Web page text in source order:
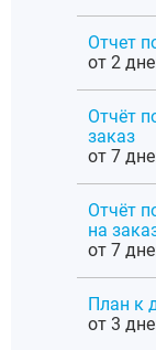
Отчет
от 2
Отчёт
заказ
от 7
Отчёт
на
от 7
План к
от 3